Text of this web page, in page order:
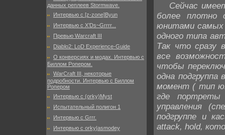
данных реплеев Stormwave.
Интервью с [z-zone]Byun
Интервью с X’Ds~Grrrr...
Превью Warcraft III
Diablo2: LoD Experience-Guide
О конверсиях и модах. Интервью с
Биллом Ропером.
WarCraft III, некоторые
подробности. Интервью с Биллом
Ропером
Интервью с (orky)Myst
Испытательный полигон 1
Интервью с Grrr.
Интервью с orky|asmodey
Сейчас
более плотно
юнитами самых
одного типа
Так что сразу
все
чтобы
одна
момент ( тип
где портреты
управления
подгруппе и
attack, hold,